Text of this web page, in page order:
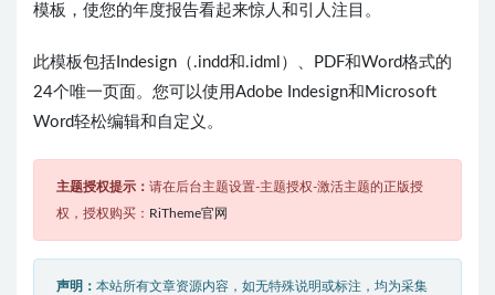
模板，使您的年度报告看起来惊人和引人注目。
此模板包括Indesign（.indd和.idml）、PDF和Word格式的
24个唯一页面。您可以使用Adobe Indesign和Microsoft
Word轻松编辑和自定义。
主题授权提示： 请在后台主题设置-主题授权-激活主题的正版授
权，授权购买： RiTheme官网
声明： 本站所有文章资源内容，如无特殊说明或标注，均为采集